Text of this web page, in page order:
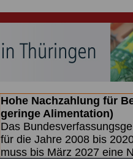
Hohe Nachzahlung für
geringe Alimentation)
Das
für die Jahre 2008 bis
muss bis März 2027 eine